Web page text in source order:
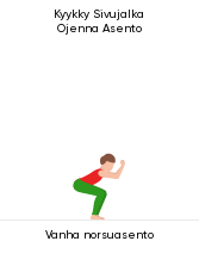
Kyykky Sivujalka
Ojenna Asento
Vanha norsuasento